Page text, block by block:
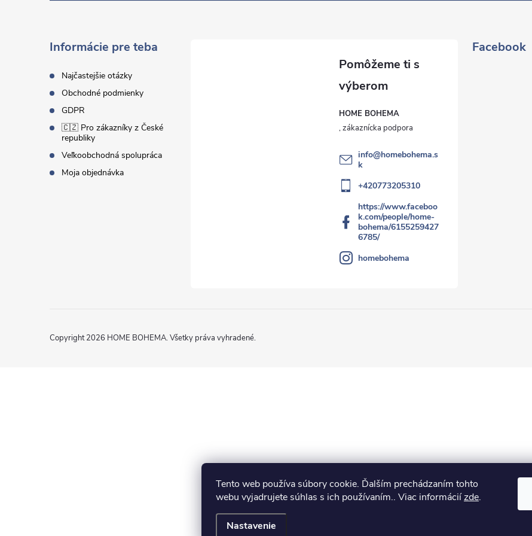
Tento web používa súbory cookie. Ďalším prechádzaním tohto
webu vyjadrujete súhlas s ich používaním.. Viac informáciízde.
Nastavenie
Informácie pre teba
Najčastejšie otázky
Obchodné podmienky
GDPR
🇨🇿 Pro zákazníky z České
republiky
Veľkoobchodná spolupráca
Moja objednávka
HOME BOHEMA
info@homebohema.s
k
+420773205310
https://www.faceboo
k.com/people/home-
bohema/6155259427
6785/
homebohema
Facebook
Copyright 2026 HOME BOHEMA. Všetky práva vyhradené.